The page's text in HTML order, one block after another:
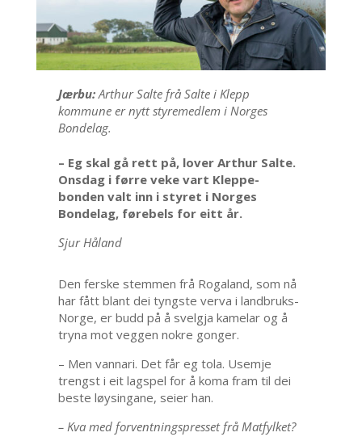
Jærbu:Arthur Salte frå Salte i Klepp
kommune er nytt styremedlem i Norges
Bondelag.
– Eg skal gå rett på, lover Arthur Salte.
Onsdag i førre veke vart Kleppe-
bonden valt inn i styret i Norges
Bondelag, førebels for eitt år.
Sjur Håland
Den ferske stemmen frå Rogaland, som nå
har fått blant dei tyngste verva i landbruks-
Norge, er budd på å svelgja kamelar og å
tryna mot veggen nokre gonger.
– Men vannari. Det får eg tola. Usemje
trengst i eit lagspel for å koma fram til dei
beste løysingane, seier han.
– Kva med forventningspresset frå Matfylket?